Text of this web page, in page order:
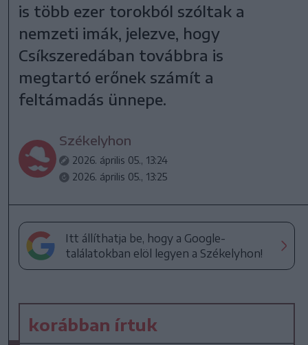
is több ezer torokból szóltak a
nemzeti imák, jelezve, hogy
Csíkszeredában továbbra is
megtartó erőnek számít a
feltámadás ünnepe.
Székelyhon
2026. április 05., 13:24
2026. április 05., 13:25
Itt állíthatja be, hogy a Google-
találatokban elöl legyen a Székelyhon!
korábban írtuk